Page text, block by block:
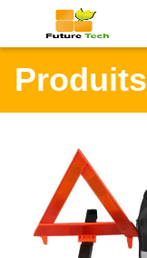
Produits